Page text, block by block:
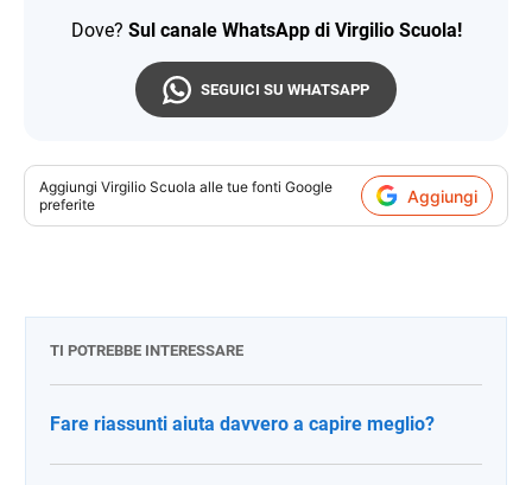
Dove? Sul canale WhatsApp di Virgilio Scuola!
SEGUICI SU WHATSAPP
Aggiungi Virgilio Scuola alle tue fonti Google
preferite
Aggiungi
TI POTREBBE INTERESSARE
Fare riassunti aiuta davvero a capire meglio?